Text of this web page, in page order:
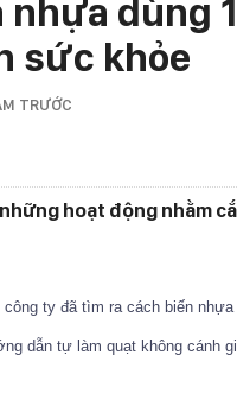
nhựa dùng
sức khỏe
TRƯỚC
hoạt động nhằm
công ty đã tìm ra cách biến
dẫn tự làm quạt không cánh